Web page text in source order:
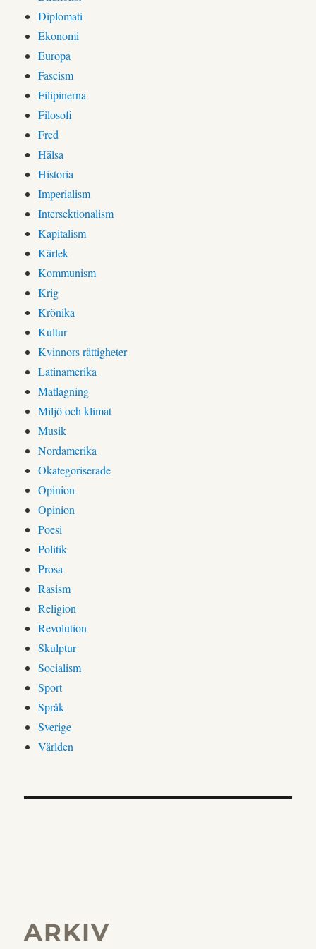
Diplomati
Ekonomi
Europa
Fascism
Filipinerna
Filosofi
Fred
Hälsa
Historia
Imperialism
Intersektionalism
Kapitalism
Kärlek
Kommunism
Krig
Krönika
Kultur
Kvinnors rättigheter
Latinamerika
Matlagning
Miljö och klimat
Musik
Nordamerika
Okategoriserade
Opinion
Opinion
Poesi
Politik
Prosa
Rasism
Religion
Revolution
Skulptur
Socialism
Sport
Språk
Sverige
Världen
ARKIV